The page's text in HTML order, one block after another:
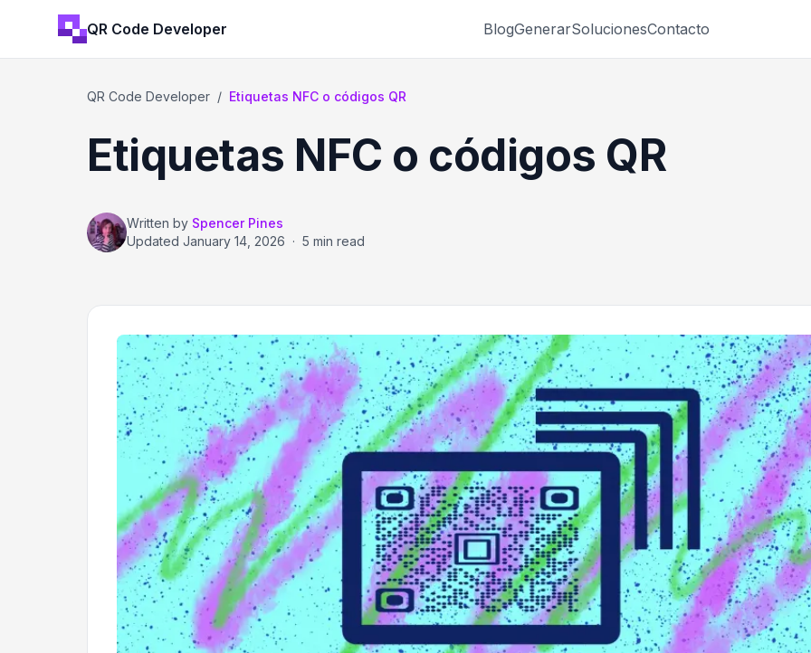
QR Code Developer BlogGenerarSolucionesContacto
QR Code Developer / Etiquetas NFC o códigos QR
Etiquetas NFC o códigos QR
Written by Spencer Pines
Updated January 14, 2026 · 5 min read